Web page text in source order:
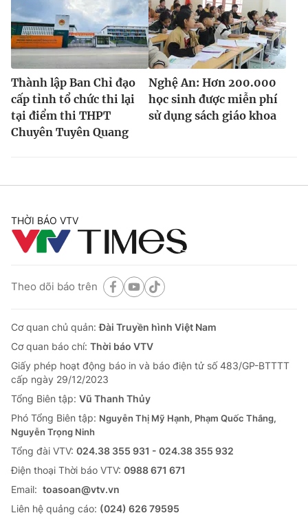
Thành lập Ban Chỉ đạo
cấp tỉnh tổ chức thi lại
tại điểm thi THPT
Chuyên Tuyên Quang
Nghệ An: Hơn 200.000
học sinh được miễn phí
sử dụng sách giáo khoa
THỜI BÁO VTV
Theo dõi báo trên
Cơ quan chủ quản:Đài Truyền hình Việt Nam
Cơ quan báo chí: Thời báo VTV
Giấy phép hoạt động báo in và báo điện tử số 483/GP-BTTTT
cấp ngày 29/12/2023
Tổng Biên tập: Vũ Thanh Thủy
Phó Tổng Biên tập: Nguyễn Thị Mỹ Hạnh, Phạm Quốc Thắng,
Nguyễn Trọng Ninh
Tổng đài VTV: 024.38 355 931 - 024.38 355 932
Ðiện thoại Thời báo VTV: 0988 671 671
Email: toasoan@vtv.vn
Liên hệ quảng cáo: (024) 626 79595